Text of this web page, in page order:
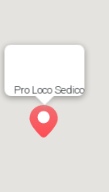
Pro Loco Sedico